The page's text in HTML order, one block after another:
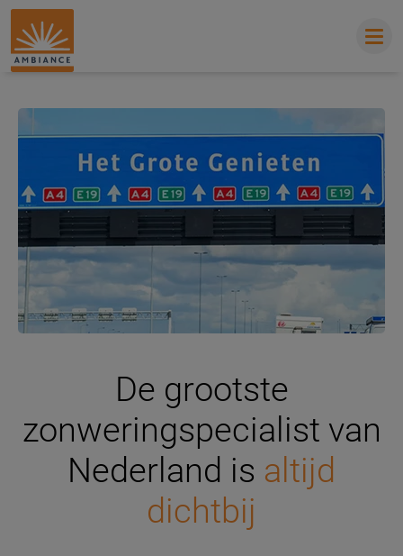
De grootste
zonweringspecialist van
Nederland is altijd
dichtbij